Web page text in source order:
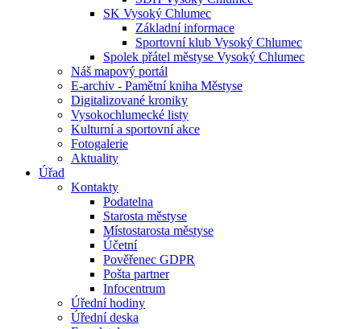
SK Vysoký Chlumec
Základní informace
Sportovní klub Vysoký Chlumec
Spolek přátel městyse Vysoký Chlumec
Náš mapový portál
E-archiv - Pamětní kniha Městyse
Digitalizované kroniky
Vysokochlumecké listy
Kulturní a sportovní akce
Fotogalerie
Aktuality
Úřad
Kontakty
Podatelna
Starosta městyse
Místostarosta městyse
Účetní
Pověřenec GDPR
Pošta partner
Infocentrum
Úřední hodiny
Úřední deska